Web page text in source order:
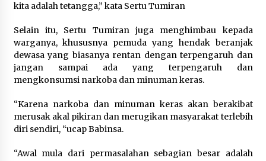
Dukung Ekosistem Kendaraan
Listrik, Wapres Dorong Link and
Match Pendidikan–Industri
5 Agustus 2026
Marak Kecelakaan Kapal, Puan
Soroti Minimnya Faktor Keamanan
5 Agustus 2026
kita adalah tetangga,” kata Sertu Tumiran
Selain itu, Sertu Tumiran juga menghimbau kepada
warganya, khususnya pemuda yang hendak beranjak
dewasa yang biasanya rentan dengan terpengaruh dan
jangan sampai ada yang terpengaruh dan
mengkonsumsi narkoba dan minuman keras.
“Karena narkoba dan minuman keras akan berakibat
merusak akal pikiran dan merugikan masyarakat terlebih
diri sendiri, “ucap Babinsa.
“Awal mula dari permasalahan sebagian besar adalah